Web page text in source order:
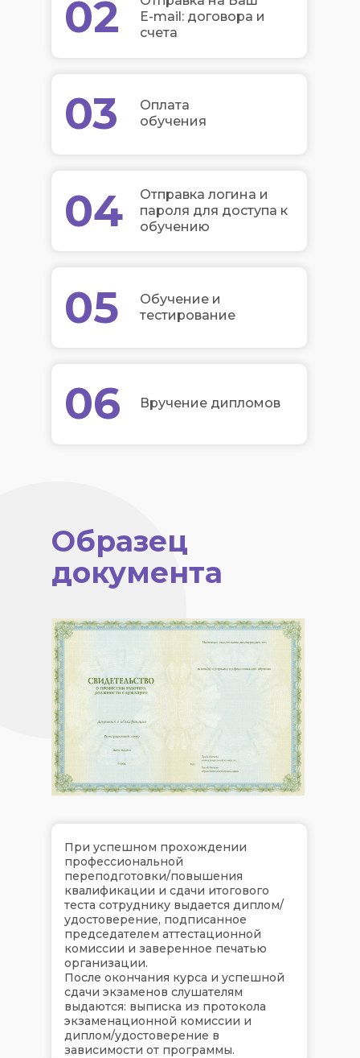
02
03
04
05
06
E-mail: договора и
счета
Оплата
обучения
Отправка логина и
пароля для доступа к
обучению
Обучение и
тестирование
Вручение дипломов
Образец
документа
При успешном прохождении
профессиональной
переподготовки/повышения
квалификации и сдачи итогового
теста сотруднику выдается диплом/
удостоверение, подписанное
председателем аттестационной
комиссии и заверенное печатью
организации.
После окончания курса и успешной
сдачи экзаменов слушателям
выдаются: выписка из протокола
экзаменационной комиссии и
диплом/удостоверение в
зависимости от программы.